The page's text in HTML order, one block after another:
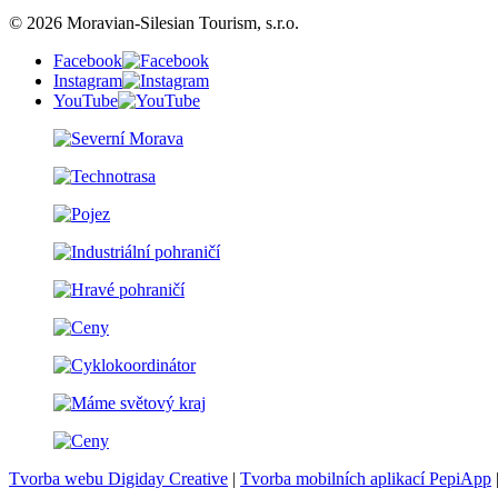
© 2026 Moravian-Silesian Tourism, s.r.o.
Facebook
Instagram
YouTube
Tvorba webu Digiday Creative | Tvorba mobilních aplikací PepiApp |